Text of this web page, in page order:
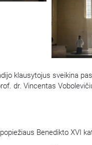
dvasininko
klausytojus sveikina
dr. Vincentas
Benedikto XVI